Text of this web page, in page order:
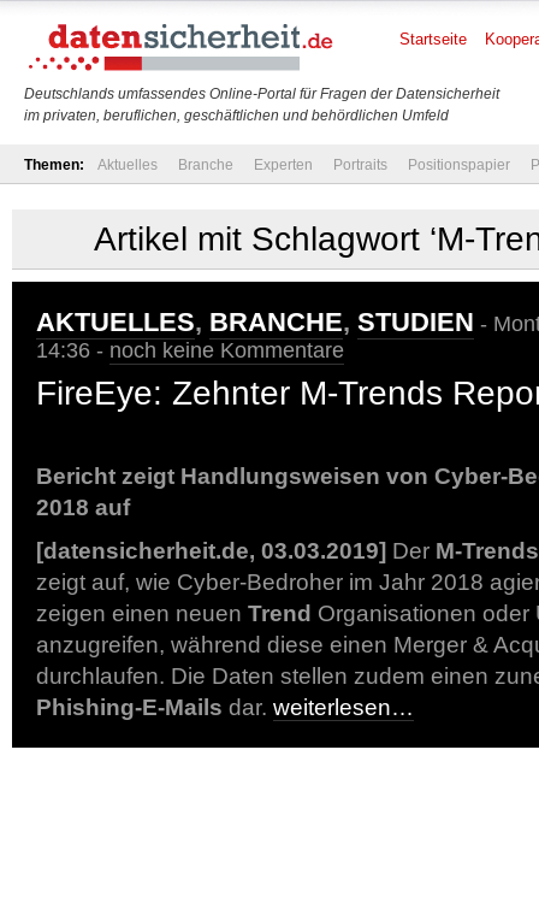
Deutschlands umfassendes Online-Portal für Fragen der Datensicherheit
im privaten, beruflichen, geschäftlichen und behördlichen Umfeld
Startseite
Themen: Aktuelles Branche Experten Portraits Positionspapier
Artikel mit Schlagwort ‘M-
AKTUELLES, BRANCHE, STUDIEN -
14:36 - noch keine Kommentare
FireEye: Zehnter M-Trends
Bericht zeigt Handlungsweisen von Cyber-
2018 auf
[datensicherheit.de, 03.03.2019] Der M-
zeigt auf, wie Cyber-Bedroher im Jahr 2018
zeigen einen neuen Trend Organisationen oder
anzugreifen, während diese einen Merger &
durchlaufen. Die Daten stellen zudem einen
Phishing-E-Mails dar. weiterlesen…